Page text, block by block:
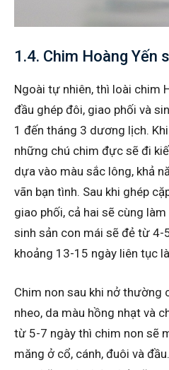
1.4. Chim Hoàng Yến
Ngoài tự nhiên, thì loài chim
đầu ghép đôi, giao phối và
1 đến tháng 3 dương lịch.
những chú chim đực sẽ đi
dựa vào màu sắc lông, khả
vãn bạn tình. Sau khi ghép
giao phối, cả hai sẽ cùng
sinh sản con mái sẽ đẻ từ 4-
khoảng 13-15 ngày liên tục
Chim non sau khi nở thường
nheo, da màu hồng nhạt và
từ 5-7 ngày thì chim non sẽ
măng ở cổ, cánh, đuôi và